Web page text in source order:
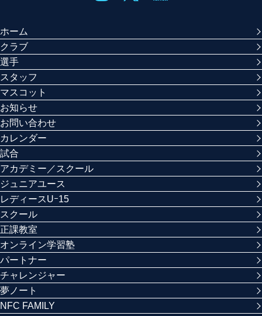
ホーム
クラブ
選手
スタッフ
マスコット
お知らせ
お問い合わせ
カレンダー
試合
アカデミー／スクール
ジュニアユース
レディースUｰ15
スクール
正課教室
オンライン学習塾
パートナー
チャレンジャー
夢ノート
NFC FAMILY